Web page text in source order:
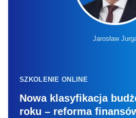
Jarosław
SZKOLENIE ONLINE
Nowa klasyfikacja
roku – reforma